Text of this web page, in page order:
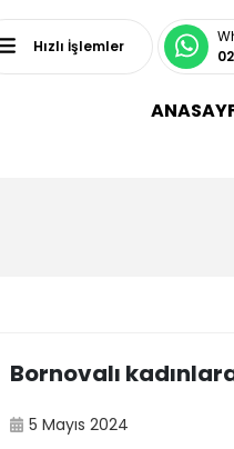
Hızlı İşlemler
Bornovalı
5 Mayıs 2024